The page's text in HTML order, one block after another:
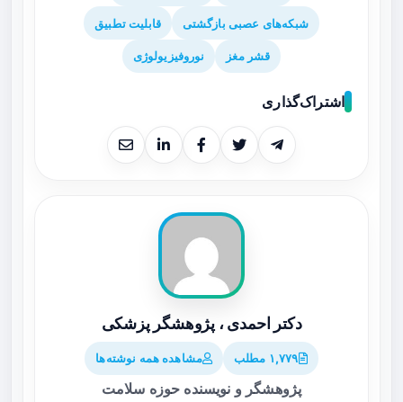
شبکه‌های عصبی بازگشتی قابلیت تطبیق
قشر مغز نوروفیزیولوژی
اشتراک‌گذاری
دکتر احمدی ، پژوهشگر پزشکی
۱,۷۷۹ مطلب مشاهده همه نوشته‌ها
پژوهشگر و نویسنده حوزه سلامت